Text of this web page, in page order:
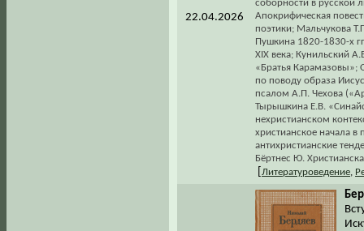
22.04.2026
соборности в русской
Апокрифическая
поэтики; Мальчукова
Пушкина 1820-1830-х
XIX века; Кунильский
«Братья
по поводу образа
псалом А.П. Чехова
Тырышкина Е.В.
нехристианском
христианское начала
антихристианские
Бёртнес Ю.
Литературоведение